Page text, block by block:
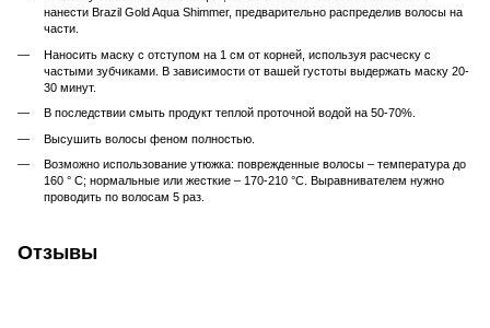
нанести Brazil Gold Aqua Shimmer, предварительно распределив волосы на
части.
Наносить маску с отступом на 1 см от корней, используя расческу с
частыми зубчиками. В зависимости от вашей густоты выдержать маску 20-
30 минут.
В последствии смыть продукт теплой проточной водой на 50-70%.
Высушить волосы феном полностью.
Возможно использование утюжка: поврежденные волосы – температура до
160 ° С; нормальные или жесткие – 170-210 °С. Выравнивателем нужно
проводить по волосам 5 раз.
Отзывы